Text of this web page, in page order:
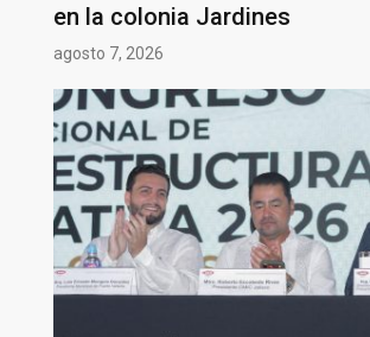
en la colonia Jardines
agosto 7, 2026